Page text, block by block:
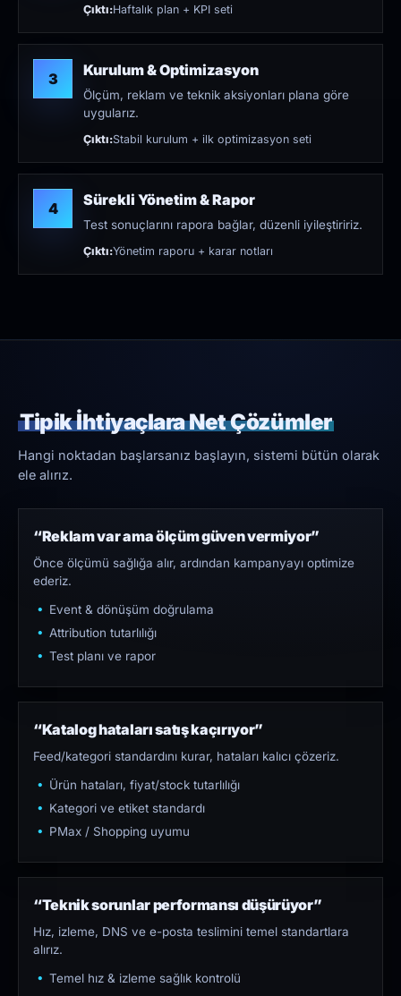
Çıktı:Haftalık plan + KPI seti
3 Kurulum & Optimizasyon
Ölçüm, reklam ve teknik aksiyonları plana göre
uygularız.
Çıktı:Stabil kurulum + ilk optimizasyon seti
4 Sürekli Yönetim & Rapor
Test sonuçlarını rapora bağlar, düzenli iyileştiririz.
Çıktı:Yönetim raporu + karar notları
Tipik İhtiyaçlara Net Çözümler
Hangi noktadan başlarsanız başlayın, sistemi bütün olarak
ele alırız.
“Reklam var ama ölçüm güven vermiyor”
Önce ölçümü sağlığa alır, ardından kampanyayı optimize
ederiz.
Event & dönüşüm doğrulama
Attribution tutarlılığı
Test planı ve rapor
“Katalog hataları satış kaçırıyor”
Feed/kategori standardını kurar, hataları kalıcı çözeriz.
Ürün hataları, fiyat/stock tutarlılığı
Kategori ve etiket standardı
PMax / Shopping uyumu
“Teknik sorunlar performansı düşürüyor”
Hız, izleme, DNS ve e-posta teslimini temel standartlara
alırız.
Temel hız & izleme sağlık kontrolü